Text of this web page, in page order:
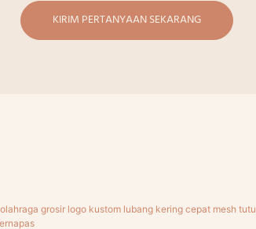
KIRIM PERTANYAAN SEKARANG